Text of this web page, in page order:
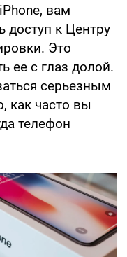
вам
доступ к Центру
Это
ее с глаз долой.
серьезным
как часто вы
телефон